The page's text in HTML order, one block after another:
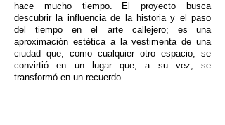
hace mucho tiempo.
El proyecto busca
descubrir la influencia de la historia y el paso
del tiempo en el arte callejero; es
una
aproximación estética a la vestimenta de una
ciudad que, como cualquier otro espacio, se
convirtió en un lugar que, a su vez, se
transformó en un recuerdo.